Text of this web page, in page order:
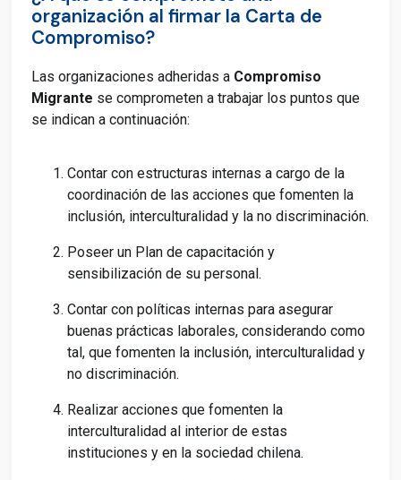
organización al firmar la Carta de
Compromiso?
Las organizaciones adheridas a Compromiso
Migrante se comprometen a trabajar los puntos que
se indican a continuación:
Contar con estructuras internas a cargo de la
coordinación de las acciones que fomenten la
inclusión, interculturalidad y la no discriminación.
Poseer un Plan de capacitación y
sensibilización de su personal.
Contar con políticas internas para asegurar
buenas prácticas laborales, considerando como
tal, que fomenten la inclusión, interculturalidad y
no discriminación.
Realizar acciones que fomenten la
interculturalidad al interior de estas
instituciones y en la sociedad chilena.